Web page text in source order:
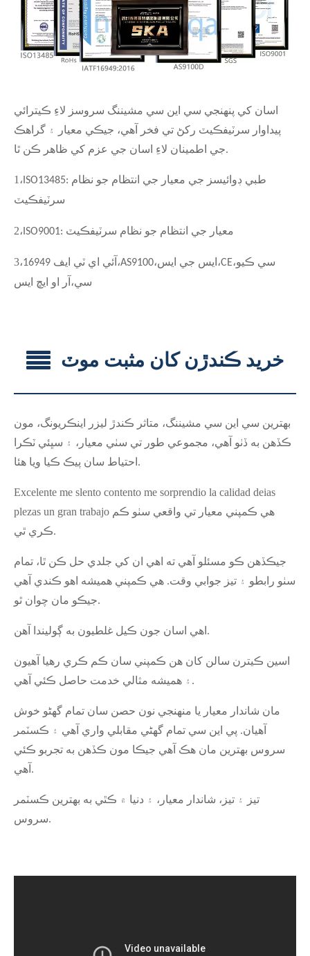
اسان کي پنهنجي سي اين سي مشيننگ سروسز لاءِ ڪيترائي
پيداوار سرٽيفڪيٽ رکڻ تي فخر آهي، جيڪي معيار ۽ گراهڪ
جي اطمينان لاءِ اسان جي عزم کي ظاهر ڪن ٿا.
1 ، ISO13485: طبي ڊوائيسز جي معيار جي انتظام جو نظام
سرٽيفڪيٽ
2، ISO9001: معيار جي انتظام جو نظام سرٽيفڪيٽ
3، آئي اي ٽي ايف 16949 ،AS9100،ايس جي ايس ،CE،سي ڪيو
سي، آر او ايڇ ايس
خريد ڪندڙن کان مثبت موٽ
بهترين سي اين سي مشيننگ، متاثر ڪندڙ ليزر اينڪريونگ، مون
ڪڏهن به ڏٺو آهي، مجموعي طور تي سٺي معيار، ۽ سڀئي ٽڪرا
احتياط سان پيڪ ڪيا ويا هئا.
Excelente me slento contento me sorprendio la calidad deias
plezas un gran trabajo هي ڪمپني معيار تي واقعي سٺو ڪم
ڪري ٿي.
جيڪڏهن ڪو مسئلو آهي ته اهي ان کي جلدي حل ڪن ٿا، تمام
سٺو رابطو ۽ تيز جوابي وقت. هي ڪمپني هميشه اهو ڪندي آهي
جيڪو مان چوان ٿو.
اهي اسان جون ڪيل غلطيون به ڳوليندا آهن.
اسين ڪيترن سالن کان هن ڪمپني سان ڪم ڪري رهيا آهيون
۽ هميشه مثالي خدمت حاصل ڪئي آهي.
مان شاندار معيار يا منهنجي نون حصن سان تمام گهڻو خوش
آهيان. پي اين سي تمام گهڻي مقابلي واري آهي ۽ ڪسٽمر
سروس بهترين مان هڪ آهي جيڪا مون ڪڏهن به تجربو ڪئي
آهي.
تيز ۽ تيز، شاندار معيار، ۽ دنيا ۾ ڪٿي به بهترين ڪسٽمر
سروس.